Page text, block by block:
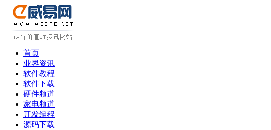
首页
业界资讯
软件教程
软件下载
硬件频道
家电频道
开发编程
源码下载